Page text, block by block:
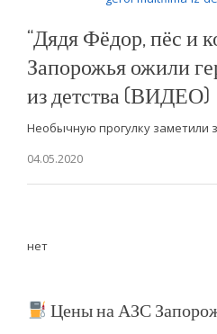
“Дядя Фёдор, пёс и
Запорожья ожили
из детства (ВИДЕО)
Необычную прогулку заметили
04.05.2020
нет
Цены на АЗС